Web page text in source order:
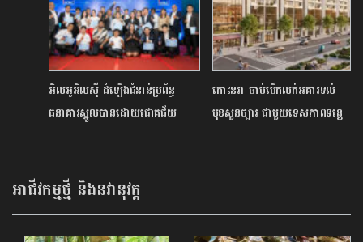
KNN Cambodia
អិលអូអិលស៊ី ដំឡើងជំនាន់ប្រព័ន្ធ
ធនាគារស្នូលបានដោយជោគជ័យ
កោះនរា ចាប់បើកលក់អគារទល់
មុខសួនច្បារ ជាមួយទេសភាពទន្លេ
អាជីវកម្មថ្មី និងនវានុវត្ត